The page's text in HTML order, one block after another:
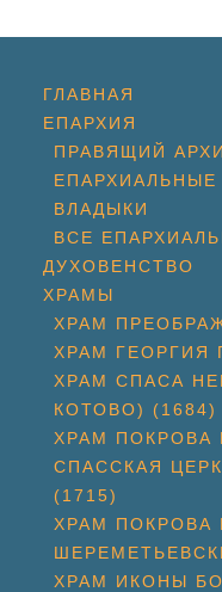
ГЛАВНАЯ
ЕПАРХИЯ
ПРАВЯЩИЙ
ВЛАДЫКИ
ВСЕ
ДУХОВЕНСТВО
ХРАМЫ
ХРАМ
ХРАМ ГЕОРГИЯ
ХРАМ СПАСА
КОТОВО) (1684)
ХРАМ ПОКРОВА
СПАССКАЯ
(1715)
ХРАМ ПОКРОВА
ХРАМ ИКОНЫ